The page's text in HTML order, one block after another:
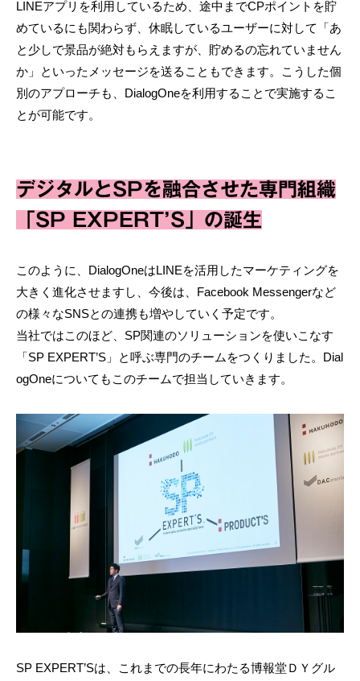
LINEアプリを利用しているため、途中までCPポイントを貯
めているにも関わらず、休眠しているユーザーに対して「あ
と少しで景品が絶対もらえますが、貯めるの忘れていません
か」といったメッセージを送ることもできます。こうした個
別のアプローチも、DialogOneを利用することで実施するこ
とが可能です。
デジタルとSPを融合させた専門組織
「SP EXPERT’S」の誕生
このように、DialogOneはLINEを活用したマーケティングを
大きく進化させますし、今後は、Facebook Messengerなど
の様々なSNSとの連携も増やしていく予定です。
当社ではこのほど、SP関連のソリューションを使いこなす
「SP EXPERT’S」と呼ぶ専門のチームをつくりました。Dial
ogOneについてもこのチームで担当していきます。
SP EXPERT’Sは、これまでの長年にわたる博報堂ＤＹグル